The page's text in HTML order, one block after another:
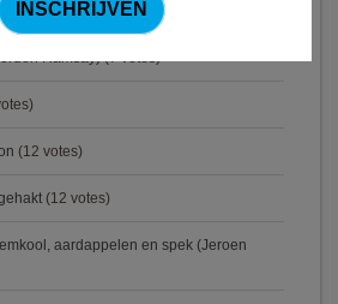
votes)
Ramsay)(7 votes)
(12 votes)
(12 votes)
aardappelen en spek (Jeroen